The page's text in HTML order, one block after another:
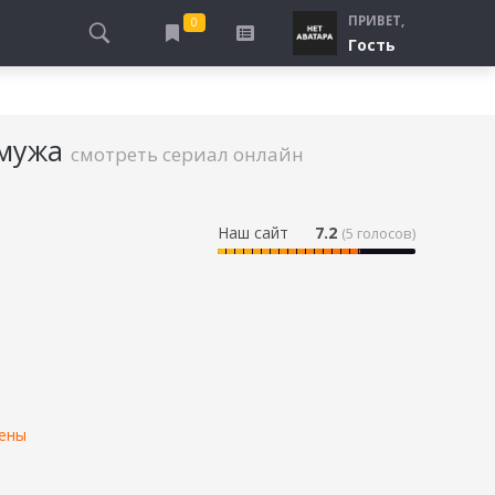
СПЕЦСЛУЖБЫ
ПРО ШКОЛУ, ПОДРОСТКОВ
0
БУДУ СМОТРЕТЬ
ПРИВЕТ,
Гость
смотреть сериал онлайн
Наш сайт 7.2 (5 голосов)